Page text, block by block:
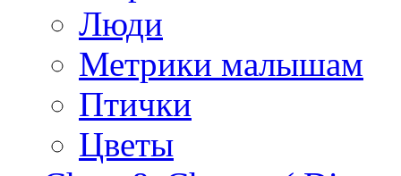
Люди
Метрики малышам
Птички
Цветы